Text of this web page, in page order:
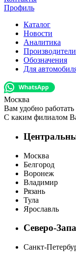
Профиль
Каталог
Новости
Аналитика
Производители
Обозначения
Для
Москва
Вам удобно
С каким филиалом
Москва
Белгород
Воронеж
Владимир
Рязань
Тула
Ярославль
Северо-
Санкт-